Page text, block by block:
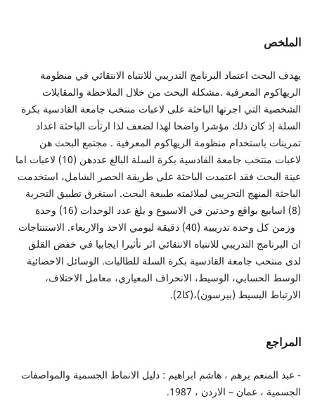
الملخص
يهدف البحث اعتماد البرنامج التدريبي للانتباه الانتقائي في منظومة
الريهاكوم المعرفية .مشكلة البحث من خلال الملاحظة والمقابلات
الشخصية التي اجرتها الباحثة على لاعبات منتخب جامعة القادسية بكرة
السلة إذ كان ذلك مؤشرا واضحا لهذا لضعف لذا ارتأت الباحثة اعداد
تمرينات باستخدام منظومة الريهاكوم المعرفية . مجتمع البحث هن
لاعبات منتخب جامعة القادسية بكرة السلة البالغ عددهن (10) لاعبات اما
عينة البحث فقد اعتمدت الباحثة على طريقة الحصر الشامل، استخدمت
الباحثة المنهج التجريبي لملائمته طبيعة البحث. استغرق تطبيق التجربة
(8) اسابيع بواقع وحدتين في الاسبوع و بلغ عدد الوحدات (16) وحدة
وزمن كل وحدة تدريبية (40) دقيقة ليومي الاحد والاربعاء. الاستنتاجات
ان البرنامج التدريبي للانتباه الانتقائي اثر تأثيرا ايجابيا في خفض القلق
لدى منتحب جامعة القادسية بكرة السلة للطالبات. الوسائل الاحصائية
الوسط الحسابي، الوسيط، الانحراف المعياري، معامل الاختلاف،
الارتباط البسيط (بيرسون)،(كا2).
المراجع
- عبد المنعم برهم ، هاشم ابراهيم : دليل الانماط الجسمية والمواصفات
الجسمية ، عمان – الاردن ، 1987.